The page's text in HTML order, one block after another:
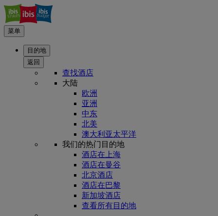
菜单
目的地
返回
查找酒店
大陆
欧洲
亚洲
中东
北美
澳大利亚太平洋
我们的热门目的地
酒店在上海
酒店在曼谷
北京酒店
酒店在巴黎
新加坡酒店
查看所有目的地